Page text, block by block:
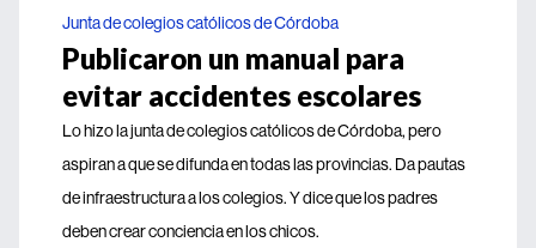
Junta de colegios católicos de Córdoba
Publicaron un manual para
evitar accidentes escolares
Lo hizo la junta de colegios católicos de Córdoba, pero
aspiran a que se difunda en todas las provincias. Da pautas
de infraestructura a los colegios. Y dice que los padres
deben crear conciencia en los chicos.